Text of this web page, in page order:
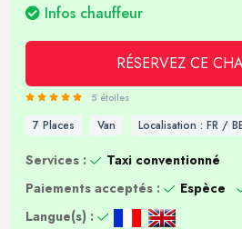
Infos chauffeur
RÉSERVEZ CE
5 étoiles
7 Places Van Localisation : FR /
Services :
Taxi conventionné
Paiements acceptés :
Espèce
Langue(s) :